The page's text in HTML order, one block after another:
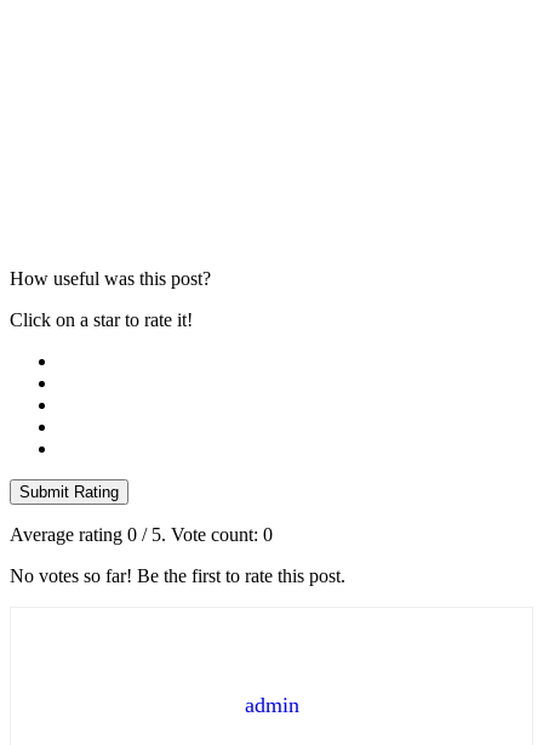
How useful was this post?
Click on a star to rate it!
Submit Rating
Average rating 0 / 5. Vote count: 0
No votes so far! Be the first to rate this post.
admin